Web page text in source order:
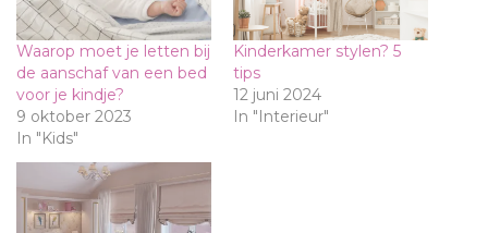
Waarop moet je letten bij
de aanschaf van een bed
voor je kindje?
9 oktober 2023
In "Kids"
Kinderkamer stylen? 5
tips
12 juni 2024
In "Interieur"